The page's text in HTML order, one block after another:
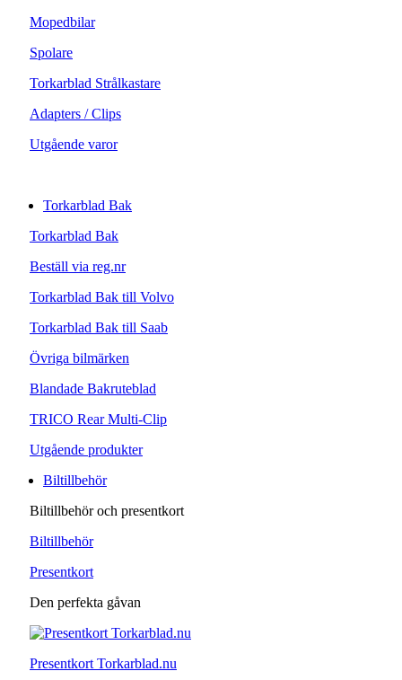
Mopedbilar
Spolare
Torkarblad Strålkastare
Adapters / Clips
Utgående varor
Torkarblad Bak
Torkarblad Bak
Beställ via reg.nr
Torkarblad Bak till Volvo
Torkarblad Bak till Saab
Övriga bilmärken
Blandade Bakruteblad
TRICO Rear Multi-Clip
Utgående produkter
Biltillbehör
Biltillbehör och presentkort
Biltillbehör
Presentkort
Den perfekta gåvan
Presentkort Torkarblad.nu